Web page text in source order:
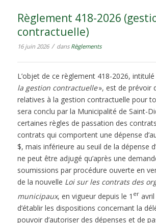
Règlement 418-2026
contractuelle)
16 juin 2026 / dans Règlements
L’objet de ce règlement 418-2026, intitulé
la gestion contractuelle», est de prévoir
relatives à la gestion contractuelle pour
sera conclu par la Municipalité de Saint-
certaines règles de passation des
contrats qui comportent une dépense
$, mais inférieure au seuil de la dépense
ne peut être adjugé qu’après une
soumissions par procédure ouverte en
de la nouvelle Loi sur les contrats des
municipaux, en vigueur depuis le 1 eravril
d’établir les dispositions concernant la
pouvoir d’autoriser des dépenses et de